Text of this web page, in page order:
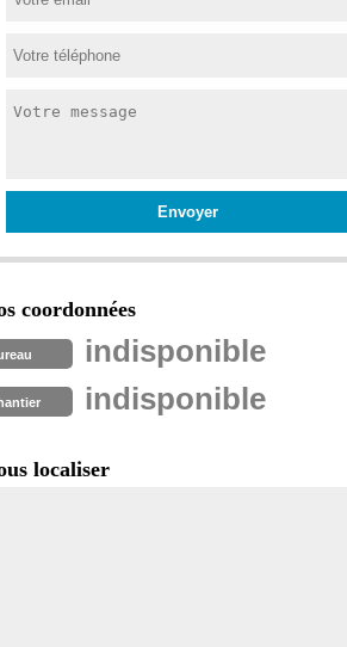
coordonnées
indisponible
indisponible
localiser